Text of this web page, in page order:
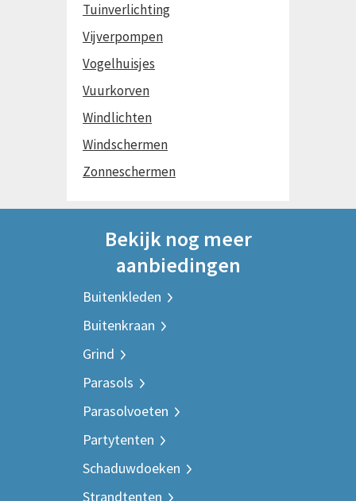
Tuinverlichting
Vijverpompen
Vogelhuisjes
Vuurkorven
Windlichten
Windschermen
Zonneschermen
Bekijk nog meer
aanbiedingen
Buitenkleden
Buitenkraan
Grind
Parasols
Parasolvoeten
Partytenten
Schaduwdoeken
Strandtenten